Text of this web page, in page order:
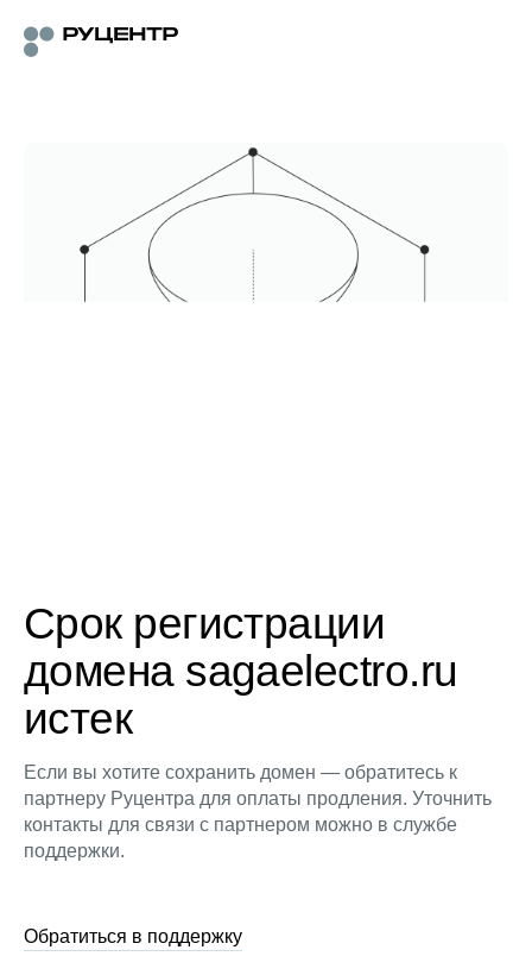
Срок регистрации
домена sagaelectro.ru
истек
Если вы хотите сохранить домен — обратитесь к
партнеру Руцентра для оплаты продления. Уточнить
контакты для связи с партнером можно в службе
поддержки.
Обратиться в поддержку